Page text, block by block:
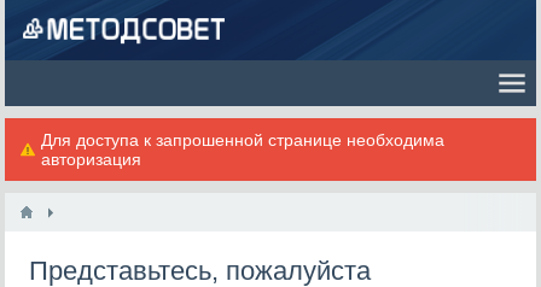
Для доступа к запрошенной странице необходима
авторизация
Представьтесь, пожалуйста